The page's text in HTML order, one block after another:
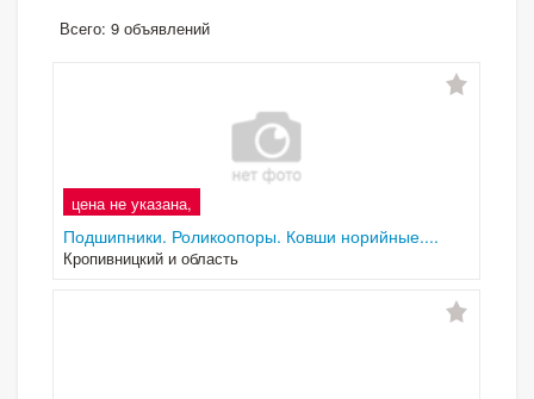
Всего: 9 объявлений
цена не указана,
Подшипники. Роликоопоры. Ковши норийные....
Кропивницкий и область